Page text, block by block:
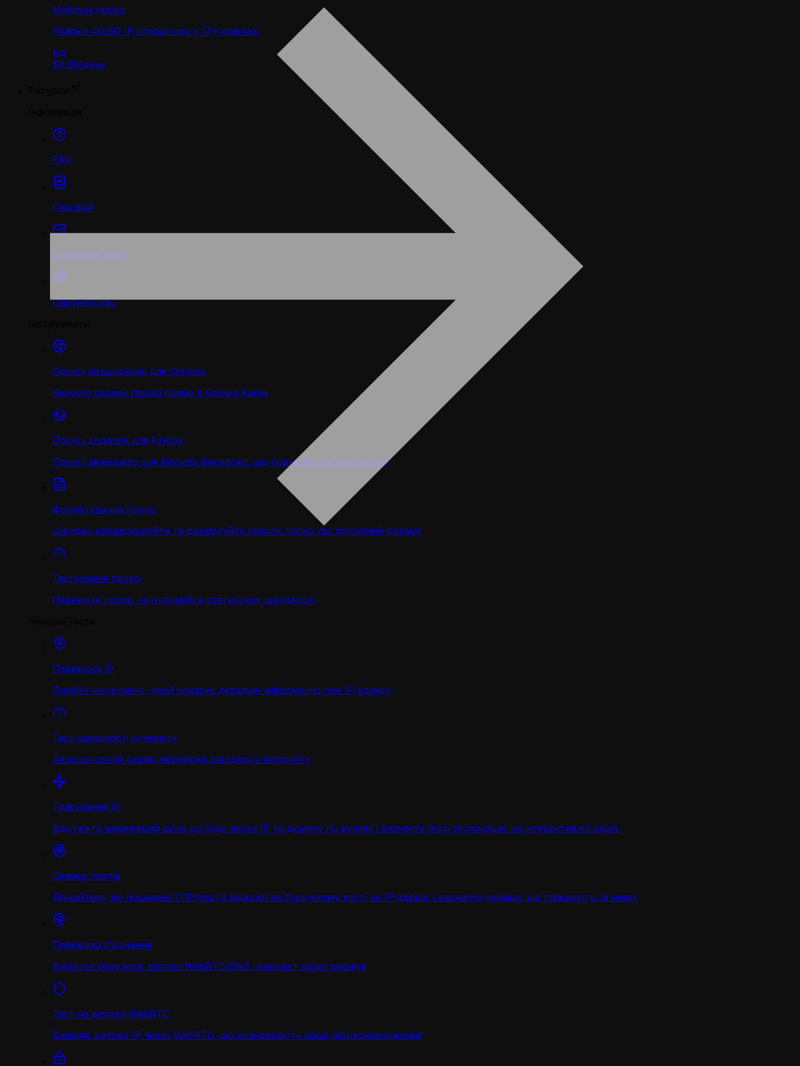
Мобільні проксі
Реальні 4G/5G IP операторів у 17+ країнах.
від
$4.00/день
FAQ
Глосарій
Створити тікет
Партнерство
Проксі розширення для Chrome
Керуєте своїми проксі прямо в Google Хромі
Проксі додаток для Firefox
Проксі-менеджер для Мозила Фаєрфокс, що повністю настроюється
Форматування проксі
Швидко впорядковуйте та форматуйте список проксі під потрібний формат
Тестування проксі
Перевірте проксі та отримайте статистику швидкості
Перевірка IP
Онлайн-інструмент, який показує детальну інформацію про IP-адресу
Тест швидкості інтернету
Безкоштовний сервіс перевірки швидкості інтернету
Трасування IP
Відстежте мережевий шлях до будь-якого IP чи домену по вузлах і визначте його геолокацію на інтерактивній карті.
Сканер портів
Дізнайтеся, які поширені TCP-порти відкриті на будь-якому хості чи IP-адресі, і визначте сервіси, що працюють за ними.
Перевірка з'єднання
Відбиток браузера, витоки WebRTC/DNS і вердикт щодо ризиків
Тест на витоки WebRTC
Виявляє витоки IP через WebRTC, що розкривають ваше місцезнаходження